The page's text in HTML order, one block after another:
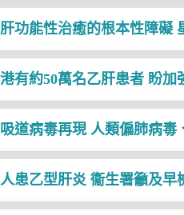
功能性治癒的根本性障礙
有約50萬名乙肝患者 盼加
道病毒再現 人類偏肺病毒
患乙型肝炎 衞生署籲及早